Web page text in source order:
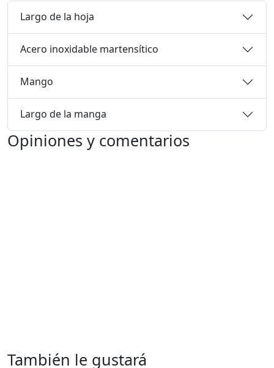
Largo de la hoja
Acero inoxidable martensítico
Mango
Largo de la manga
Opiniones y comentarios
También le gustará